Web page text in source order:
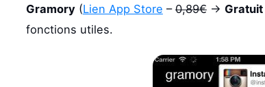
Gramory(Lien App Store –0,89€-> Gratuit
fonctions utiles.